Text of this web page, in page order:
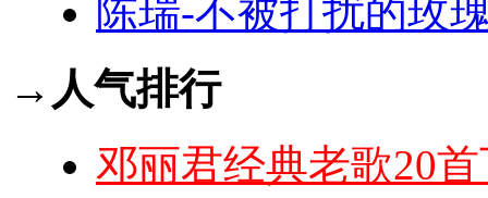
陈瑞-不被打扰的玫
→人气排行
邓丽君经典老歌20